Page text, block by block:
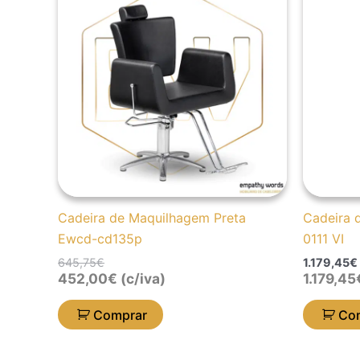
Cadeira de Maquilhagem Preta
Ewcd-cd135p
645,75€
original
era:
645,75€.
atual
é:
452,00€.
452,00€ (c/iva)
Comprar
Cadeira
0111 VI
1.179,45€
1.179,45